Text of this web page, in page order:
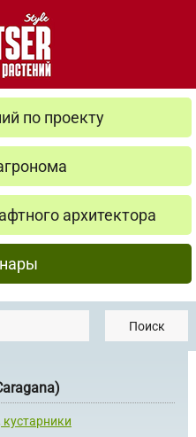
по проекту
архитектора
Поиск